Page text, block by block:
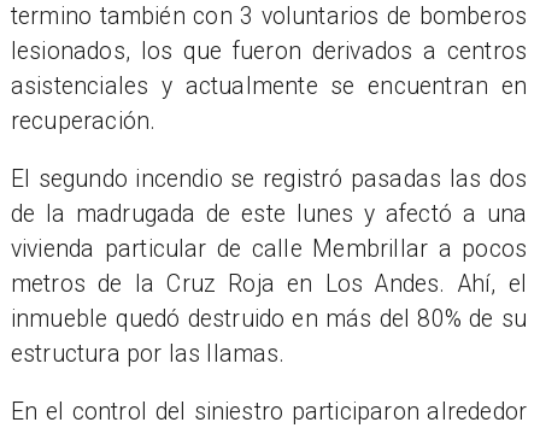
termino también con 3 voluntarios de bomberos
lesionados, los que fueron derivados a centros
asistenciales y actualmente se encuentran en
recuperación.
El segundo incendio se registró pasadas las dos
de la madrugada de este lunes y afectó a una
vivienda particular de calle Membrillar a pocos
metros de la Cruz Roja en Los Andes. Ahí, el
inmueble quedó destruido en más del 80% de su
estructura por las llamas.
En el control del siniestro participaron alrededor